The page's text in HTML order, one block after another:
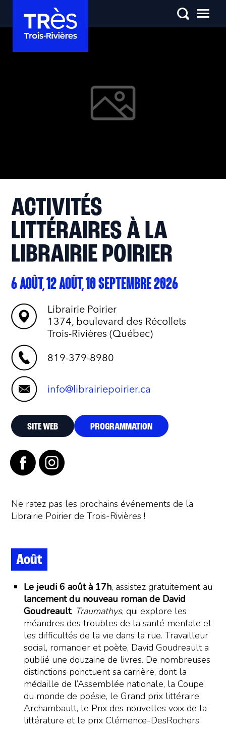
Ne ratez pas les prochains événements de la
Librairie Poirier de Trois-Rivières !
Août
Le jeudi 6 août à 17h, assistez gratuitement au
lancement du nouveau roman de David
Goudreault, Traumathys, qui explore les
méandres des troubles de la santé mentale et
les difficultés de la vie dans la rue. Travailleur
social, romancier et poète, David Goudreault a
publié une douzaine de livres. De nombreuses
distinctions ponctuent sa carrière, dont la
médaille de l’Assemblée nationale, la Coupe
du monde de poésie, le Grand prix littéraire
Archambault, le Prix des nouvelles voix de la
littérature et le prix Clémence-DesRochers.
ACTIVITÉS
LITTÉRAIRES À LA
LIBRAIRIE POIRIER
6 AOÛT, 12 AOÛT, 10 SEPTEMBRE 2026
Librairie Poirier
1374, boulevard des Récollets
Trois-Rivières (Québec)
819-379-8980
info@librairiepoirier.ca
SITE WEB PROGRAMMATION